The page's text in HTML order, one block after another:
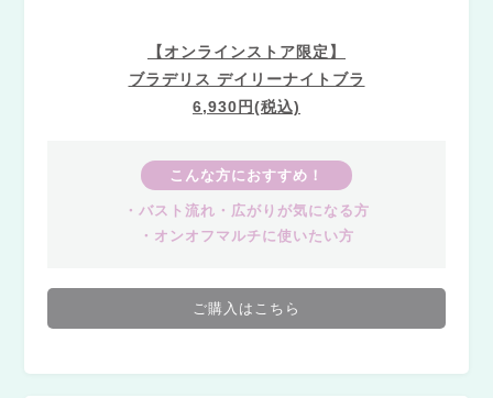
【オンラインストア限定】
ブラデリス デイリーナイトブラ
6,930円(税込)
こんな方におすすめ！
・バスト流れ・広がりが気になる方
・オンオフマルチに使いたい方
ご購入はこちら